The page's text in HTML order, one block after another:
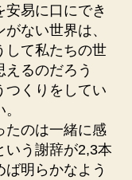
易に口にでき
ない世界は、
して私たちの世
るのだろう
つくりをしてい
たのは一緒に感
いう謝辞が2,3本
ば明らかなよう